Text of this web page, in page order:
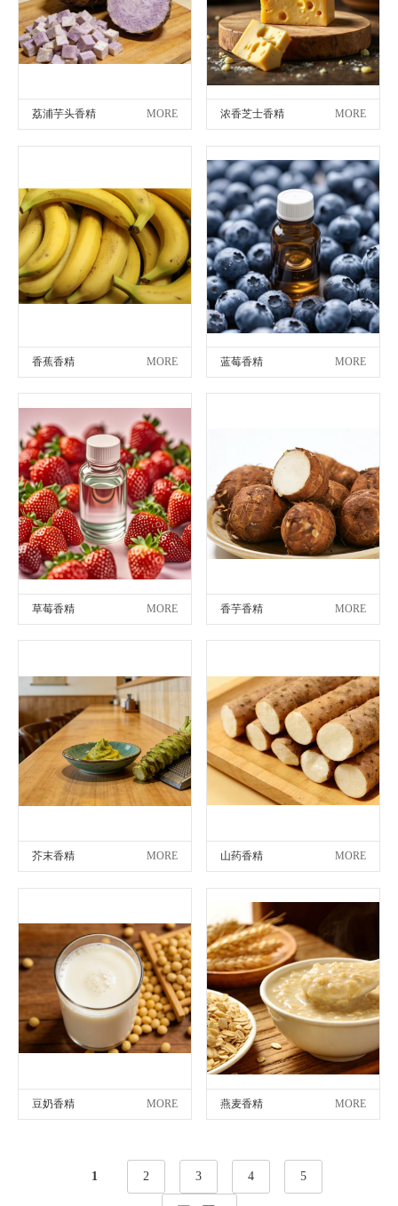
荔浦芋头香精 MORE 浓香芝士香精 MORE
香蕉香精 MORE 蓝莓香精 MORE
草莓香精 MORE 香芋香精 MORE
芥末香精 MORE 山药香精 MORE
豆奶香精 MORE 燕麦香精 MORE
1 2 3 4 5